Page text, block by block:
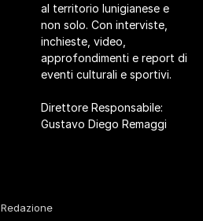
al territorio lunigianese e
non solo. Con interviste,
inchieste, video,
approfondimenti e report di
eventi culturali e sportivi.
Direttore Responsabile:
Gustavo Diego Remaggi
Redazione